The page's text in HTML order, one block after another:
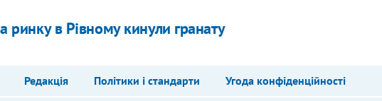
ринку в Рівному кинули гранату
Редакція Політики і стандарти Угода конфіденційності